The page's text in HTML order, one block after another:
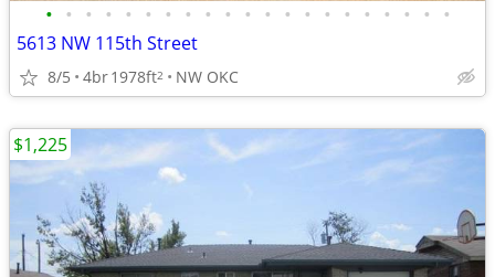
• • • • • • • • • • • • • • • • • • • • •
5613 NW 115th Street
8/5 4br1978ft2 NW OKC
$1,225